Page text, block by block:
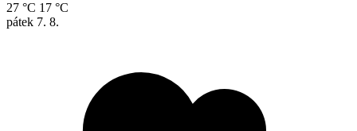
27 °C 17 °C
pátek 7. 8.